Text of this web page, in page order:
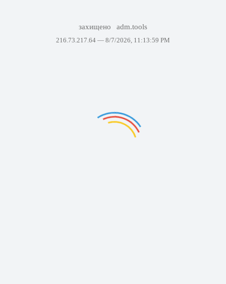
захищено adm.tools
216.73.217.64 — 8/7/2026, 11:13:59 PM